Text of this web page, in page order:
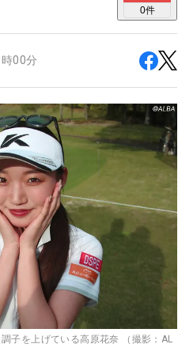
0件
00分
子を上げている高原花奈 （撮影：AL